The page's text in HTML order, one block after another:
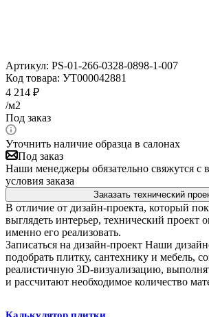
Артикул: PS-01-266-0328-0898-1-007
Код товара: УТ000042881
4 214 ₽
/м2
Под заказ
Уточнить наличие образца в салонах
Под заказ
Наши менеджеры обязательно свяжутся с
условия заказа
Заказать технический
В отличие от дизайн-проекта, который
выглядеть интерьер, технический проект
именно его реализовать.
Записаться на дизайн-проект Наши
подобрать плитку, сантехнику и мебель,
реалистичную 3D-визуализацию,
и рассчитают необходимое количество
Калькулятор плитки